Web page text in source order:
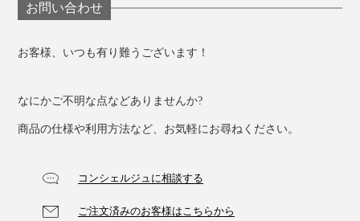
お問い合わせ
お客様、いつも有り難うございます！
なにかご不明な点などありませんか?
商品の仕様や利用方法など、お気軽にお尋ねください。
コンシェルジュに相談する
ご注文済みのお客様はこちらから